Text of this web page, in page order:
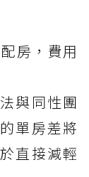
房，費用
與同性團
單房差將
直接減輕